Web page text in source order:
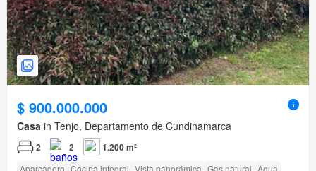
$ 900.000.000
Casa in Tenjo, Departamento de Cundinamarca
2 2 1.200 m²